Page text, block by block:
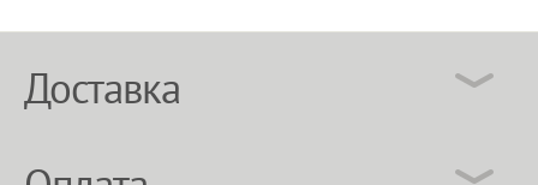
Доставка